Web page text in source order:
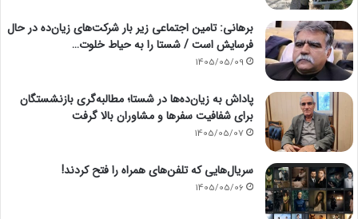
برهانی: تامین اجتماعی زیر بار شرکت‌های زیان‌ده در حال
فرسایش است / شستا را به حیاط خلوت…
1405/05/09
پاداش به زیان‌ده‌ها در شستا؛ مطالبه‌گری بازنشستگان
برای شفافیت سفرها و مشاوران بالا گرفت
1405/05/07
سریال‌هایی که تلفن‌های همراه را فتح کردند!
1405/05/06